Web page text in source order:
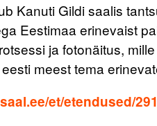
Kanuti Gildi saalis
Eestimaa erinevaist
ja fotonäitus,
meest tema
et/etendused/